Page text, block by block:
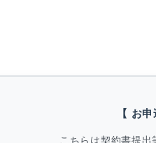
【 お
こちらは契約書提出